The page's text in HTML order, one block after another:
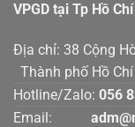
VPGD tại Tp Hồ
Địa chỉ: 38
Thành phố Hồ
Hotline/Zalo: 056
Email: